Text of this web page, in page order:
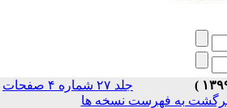
جلد ۲۷ شماره ۴ صفحات
به فهرست نسخه ها